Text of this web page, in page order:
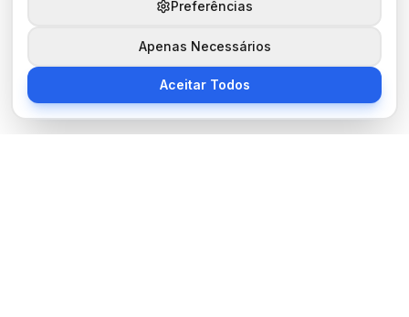
Preferências
Apenas Necessários
Aceitar Todos